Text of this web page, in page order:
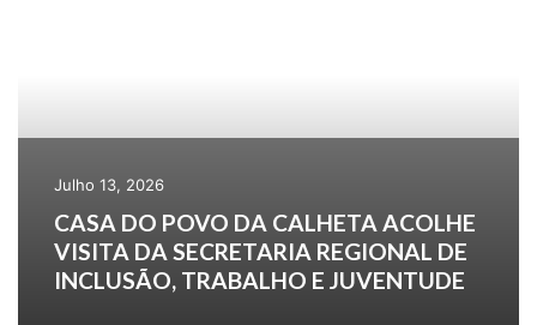
Julho 13, 2026
CASA DO POVO DA CALHETA ACOLHE
VISITA DA SECRETARIA REGIONAL DE
INCLUSÃO, TRABALHO E JUVENTUDE